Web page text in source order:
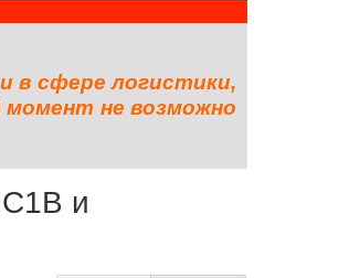
в сфере логистики,
момент не возможно
и